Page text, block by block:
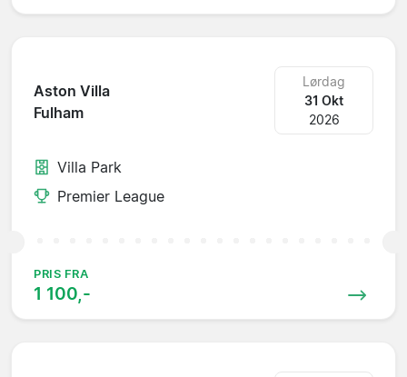
Aston Villa
Fulham
Lørdag
31 Okt
2026
Villa Park
Premier League
PRIS FRA
1 100,-